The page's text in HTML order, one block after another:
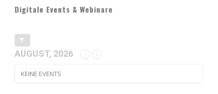
Digitale Events & Webinare
AUGUST, 2026
KEINE EVENTS